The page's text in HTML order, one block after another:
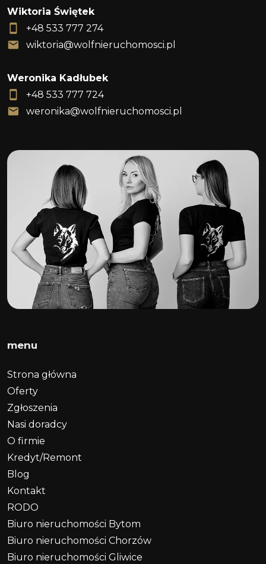
Wiktoria Świętek
+48 533 777 274
wiktoria@wolfnieruchomosci.pl
Weronika Kadłubek
+48 533 777 724
weronika@wolfnieruchomosci.pl
menu
Strona główna
Oferty
Zgłoszenia
Nasi doradcy
O firmie
Kredyt/Remont
Blog
Kontakt
RODO
Biuro nieruchomości Bytom
Biuro nieruchomości Chorzów
Biuro nieruchomości Gliwice